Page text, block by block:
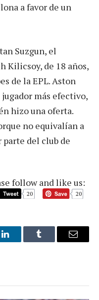
a favor de un
Suzgun, el
Kilicsoy, de 18 años,
de la EPL. Aston
más efectivo,
hizo una oferta.
no equivalían a
del club de
follow and like us:
20 20
LinkedInTumblr Email